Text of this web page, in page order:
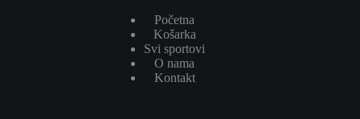
Početna
Košarka
Svi sportovi
O nama
Kontakt